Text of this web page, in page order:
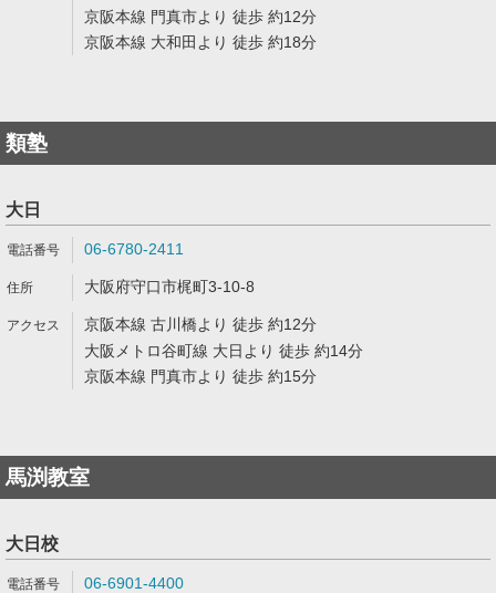
京阪本線 門真市より 徒歩 約12分
京阪本線 大和田より 徒歩 約18分
類塾
大日
06-6780-2411
大阪府守口市梶町3-10-8
京阪本線 古川橋より 徒歩 約12分
大阪メトロ谷町線 大日より 徒歩 約14分
京阪本線 門真市より 徒歩 約15分
馬渕教室
大日校
06-6901-4400